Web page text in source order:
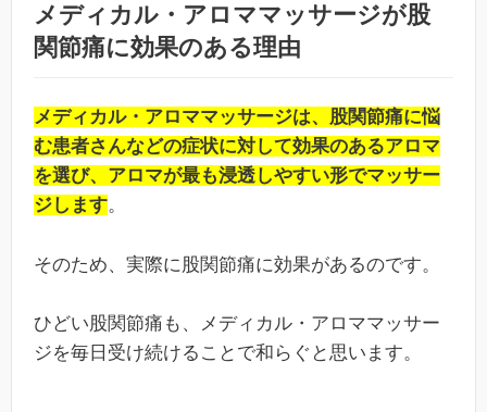
メディカル・アロママッサージが股
関節痛に効果のある理由
メディカル・アロママッサージは、股関節痛に悩
む患者さんなどの症状に対して効果のあるアロマ
を選び、アロマが最も浸透しやすい形でマッサー
ジします。
そのため、実際に股関節痛に効果があるのです。
ひどい股関節痛も、メディカル・アロママッサー
ジを毎日受け続けることで和らぐと思います。